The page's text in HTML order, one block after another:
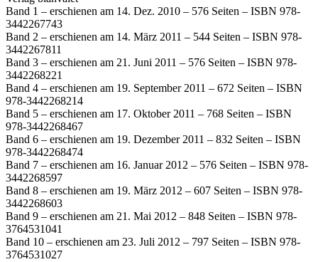
Band 1 – erschienen am 14. Dez. 2010 – 576 Seiten – ISBN 978-
3442267743
Band 2 – erschienen am 14. März 2011 – 544 Seiten – ISBN 978-
3442267811
Band 3 – erschienen am 21. Juni 2011 – 576 Seiten – ISBN 978-
3442268221
Band 4 – erschienen am 19. September 2011 – 672 Seiten – ISBN
978-3442268214
Band 5 – erschienen am 17. Oktober 2011 – 768 Seiten – ISBN
978-3442268467
Band 6 – erschienen am 19. Dezember 2011 – 832 Seiten – ISBN
978-3442268474
Band 7 – erschienen am 16. Januar 2012 – 576 Seiten – ISBN 978-
3442268597
Band 8 – erschienen am 19. März 2012 – 607 Seiten – ISBN 978-
3442268603
Band 9 – erschienen am 21. Mai 2012 – 848 Seiten – ISBN 978-
3764531041
Band 10 – erschienen am 23. Juli 2012 – 797 Seiten – ISBN 978-
3764531027